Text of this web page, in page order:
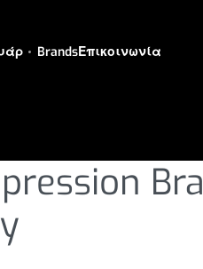
BrandsΕπικοινωνία
Bra